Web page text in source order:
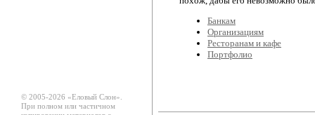
Банкам
Организациям
Ресторанам и кафе
Портфолио
© 2005-2026 «Еловый Cлон».
При полном или частичном